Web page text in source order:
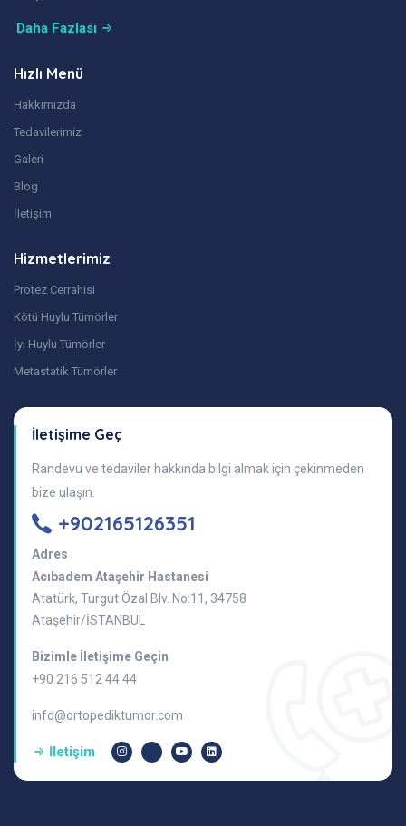
Daha Fazlası
Hızlı Menü
Hakkımızda
Tedavilerimiz
Galeri
Blog
İletişim
Hizmetlerimiz
Protez Cerrahisi
Kötü Huylu Tümörler
İyi Huylu Tümörler
Metastatik Tümörler
İletişime Geç
Randevu ve tedaviler hakkında bilgi almak için çekinmeden
bize ulaşın.
+902165126351
Adres
Acıbadem Ataşehir Hastanesi
Atatürk, Turgut Özal Blv. No:11, 34758
Ataşehir/İSTANBUL
Bizimle İletişime Geçin
+90 216 512 44 44
info@ortopediktumor.com
İletişim